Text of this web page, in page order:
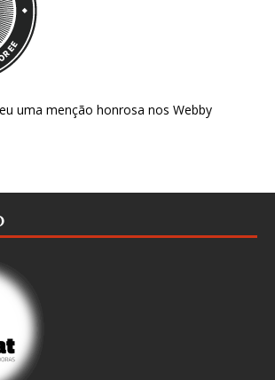
uma menção honrosa nos Webby